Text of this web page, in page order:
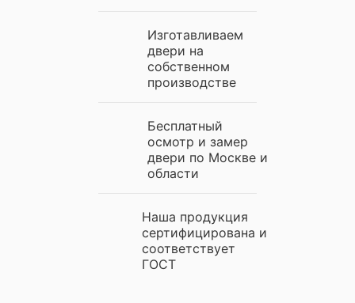
Изготавливаем
двери на
собственном
производстве
Бесплатный
осмотр и замер
двери по Москве и
области
Наша продукция
сертифицирована и
соответствует
ГОСТ